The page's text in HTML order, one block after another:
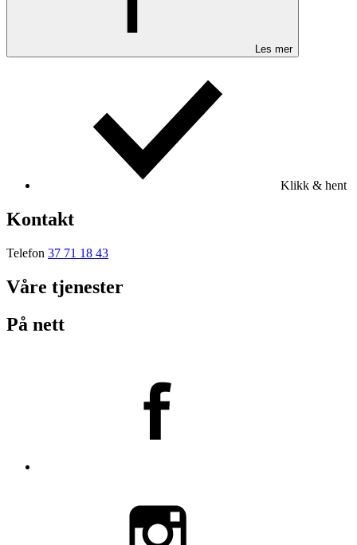
Les mer
Klikk & hent
Kontakt
Telefon 37 71 18 43
Våre tjenester
På nett